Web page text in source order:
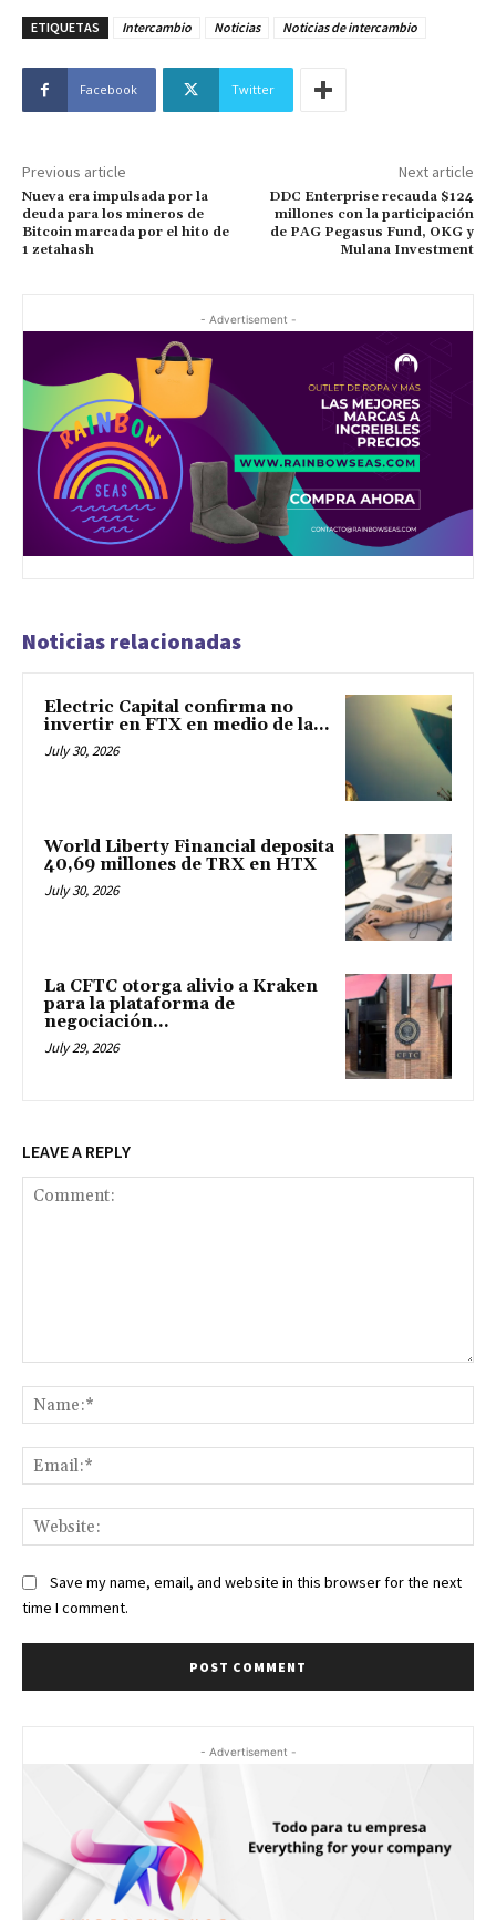
ETIQUETAS Intercambio Noticias Noticias de intercambio
Facebook Twitter
Previous article
Nueva era impulsada por la
deuda para los mineros de
Bitcoin marcada por el hito de
1 zetahash
Next article
DDC Enterprise recauda $124
millones con la participación
de PAG Pegasus Fund, OKG y
Mulana Investment
- Advertisement -
Noticias relacionadas
Electric Capital confirma no
invertir en FTX en medio de la...
July 30, 2026
World Liberty Financial deposita
40,69 millones de TRX en HTX
July 30, 2026
La CFTC otorga alivio a Kraken
para la plataforma de
negociación...
July 29, 2026
LEAVE A REPLY
Save my name, email, and website in this browser for the next
time I comment.
- Advertisement -